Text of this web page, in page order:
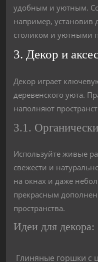
удобным и уютным.
например, установив
столиком и уютными
3. Декор и
Декор играет
деревенского уюта.
наполняют
3.1.
Используйте живые
свежести и
на окнах и даже
прекрасным
пространства.
Идеи для декора:
Глиняные горшки с